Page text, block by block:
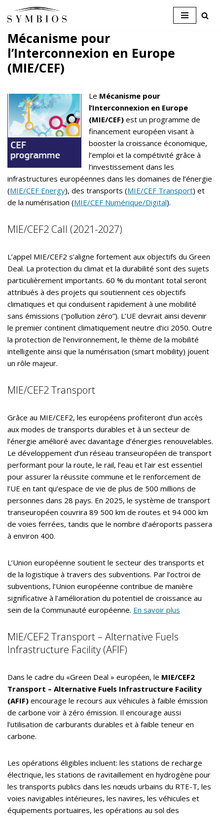
to
content
Mécanisme pour
l’Interconnexion en Europe
(MIE/CEF)
Le Mécanisme pour
l’Interconnexion en Europe
(MIE/CEF) est un programme de
financement européen visant à
booster la croissance économique,
l’emploi et la compétivité grâce à
l’investissement dans les
infrastructures européennes dans les domaines de l’énergie
(MIE/CEF Energy), des transports (MIE/CEF Transport) et
de la numérisation (MIE/CEF Numérique/Digital).
MIE/CEF2 Call (2021-2027)
L’appel MIE/CEF2 s’aligne fortement aux objectifs du Green
Deal. La protection du climat et la durabilité sont des sujets
particulièrement importants. 60 % du montant total seront
attribués à des projets qui soutiennent ces objectifs
climatiques et qui conduisent rapidement à une mobilité
sans émissions (“pollution zéro”). L’UE devrait ainsi devenir
le premier continent climatiquement neutre d’ici 2050. Outre
la protection de l’environnement, le thème de la mobilité
intelligente ainsi que la numérisation (smart mobility) jouent
un rôle majeur.
MIE/CEF2 Transport
Grâce au MIE/CEF2, les européens profiteront d’un accès
aux modes de transports durables et à un secteur de
l’énergie amélioré avec davantage d’énergies renouvelables.
Le développement d’un réseau transeuropéen de transport
performant pour la route, le rail, l’eau et l’air est essentiel
pour assurer la réussite commune et le renforcement de
l’UE en tant qu’espace de vie de plus de 500 millions de
personnes dans 28 pays. En 2025, le système de transport
transeuropéen couvrira 89 500 km de routes et 94 000 km
de voies ferrées, tandis que le nombre d’aéroports passera
à environ 400.
L’Union européenne soutient le secteur des transports et
de la logistique à travers des subventions. Par l’octroi de
subventions, l’Union européenne contribue de manière
significative à l’amélioration du potentiel de croissance au
sein de la Communauté européenne. En savoir plus
MIE/CEF2 Transport – Alternative Fuels
Infrastructure Facility (AFIF)
Dans le cadre du «Green Deal » européen, le MIE/CEF2
Transport – Alternative Fuels Infrastructure Facility
(AFIF) encourage le recours aux véhicules à faible émission
de carbone voir à zéro émission. Il encourage aussi
l’utilisation de carburants durables et à faible teneur en
carbone.
Les opérations éligibles incluent: les stations de recharge
électrique, les stations de ravitaillement en hydrogène pour
les transports publics dans les nœuds urbains du RTE-T, les
voies navigables intérieures, les navires, les véhicules et
équipements portuaires, les opérations au sol des